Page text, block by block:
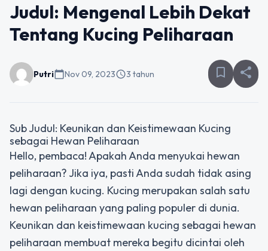
Judul: Mengenal Lebih Dekat
Tentang Kucing Peliharaan
Putricalendar_todayNov 09, 2023schedule3 tahun bookmark_border share
Sub Judul: Keunikan dan Keistimewaan Kucing
sebagai Hewan Peliharaan
Hello, pembaca! Apakah Anda menyukai hewan
peliharaan? Jika iya, pasti Anda sudah tidak asing
lagi dengan kucing. Kucing merupakan salah satu
hewan peliharaan yang paling populer di dunia.
Keunikan dan keistimewaan kucing sebagai hewan
peliharaan membuat mereka begitu dicintai oleh